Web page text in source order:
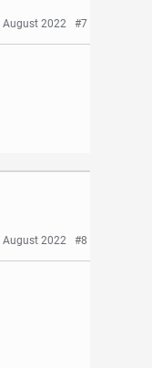
August 2022 #7
August 2022 #8